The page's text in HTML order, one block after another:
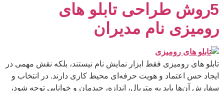
5روش طراحی تابلو های
رومیزی نام مدیران
تابلو های رومیزی فقط ابزار نمایش نام نیستند، بلکه نقش مهمی در
ایجاد حس اعتماد و هویت حرفه‌ای محیط کاری دارند. در انتخاب و
سفارش آن‌ها باید به متریال، اندازه، چیدمان و خوانایی توجه شود،